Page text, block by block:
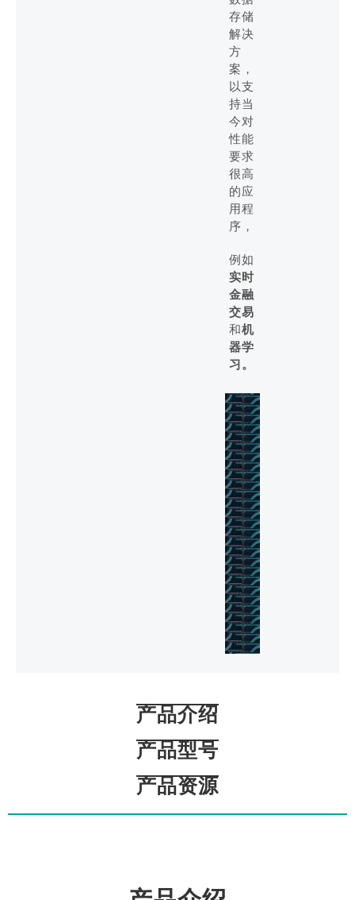
存储
解决
方
案，
以支
持当
今对
性能
要求
很高
的应
用程
序，
例如
实时
金融
交易
和机
器学
习。
产品介绍
产品型号
产品资源